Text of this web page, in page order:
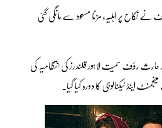
نکاح پر اہلیہ، مزنا مسعود سے مانگی گئی
رؤف سمیت لاہور قلندرز کی انتظامیہ کی
اینڈ ٹیکنالوجی کا دورہ کیا گیا۔